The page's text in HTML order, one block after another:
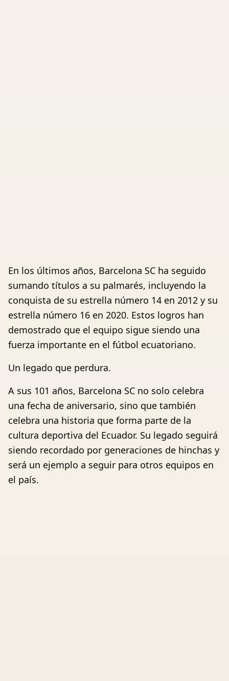
En los últimos años, Barcelona SC ha seguido
sumando títulos a su palmarés, incluyendo la
conquista de su estrella número 14 en 2012 y su
estrella número 16 en 2020. Estos logros han
demostrado que el equipo sigue siendo una
fuerza importante en el fútbol ecuatoriano.
Un legado que perdura.
A sus 101 años, Barcelona SC no solo celebra
una fecha de aniversario, sino que también
celebra una historia que forma parte de la
cultura deportiva del Ecuador. Su legado seguirá
siendo recordado por generaciones de hinchas y
será un ejemplo a seguir para otros equipos en
el país.